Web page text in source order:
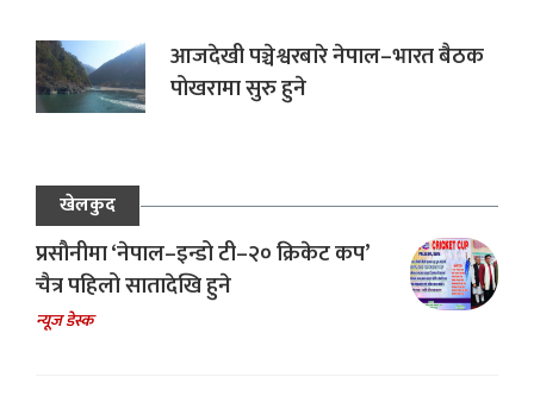
आजदेखी पञ्चेश्वरबारे नेपाल–भारत बैठक
पोखरामा सुरु हुने
खेलकुद
प्रसौनीमा ‘नेपाल–इन्डो टी–२० क्रिकेट कप’
चैत्र पहिलो सातादेखि हुने
न्यूज डेस्क